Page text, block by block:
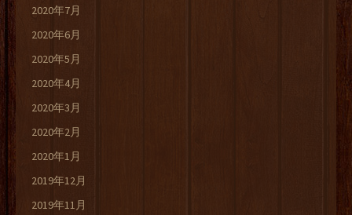
2020年7月
2020年6月
2020年5月
2020年4月
2020年3月
2020年2月
2020年1月
2019年12月
2019年11月